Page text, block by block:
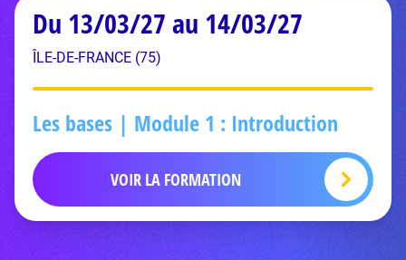
Du 13/03/27 au 14/03/27
ÎLE-DE-FRANCE (75)
Les bases | Module 1 : Introduction
VOIR LA FORMATION